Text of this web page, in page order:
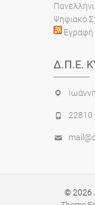
Ψηφιακό
Εγραφή
Δ.Π.Ε.
22810
© 2026